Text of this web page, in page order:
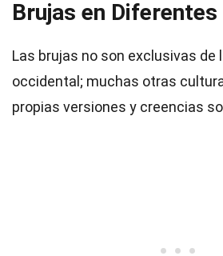
Brujas en
Las brujas no son exclusivas de
occidental; muchas otras
propias versiones y creencias